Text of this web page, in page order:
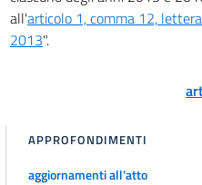
all'articolo 1, comma 12,
2013".
APPROFONDIMENTI
aggiornamenti all'atto